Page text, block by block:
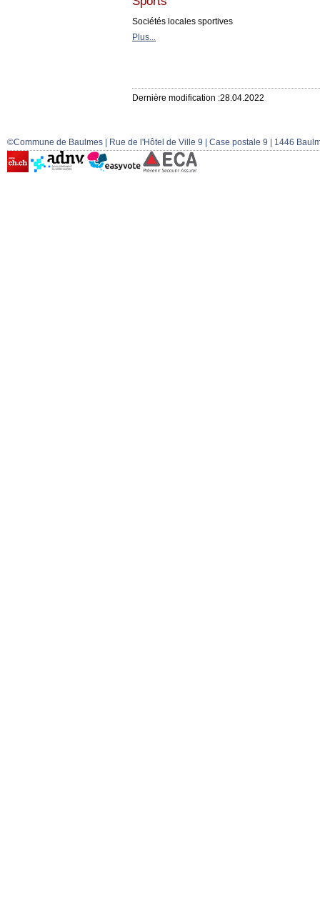
Sociétés locales sportives
Plus...
Dernière modification :28.04.2022
©Commune de Baulmes | Rue de l'Hôtel de Ville 9 | Case postale 9 | 1446